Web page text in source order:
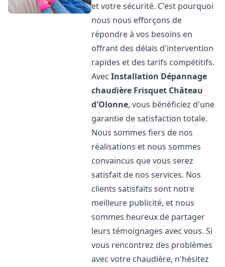
et votre sécurité. C'est pourquoi
nous nous efforçons de
répondre à vos besoins en
offrant des délais d'intervention
rapides et des tarifs compétitifs.
AvecInstallation Dépannage
chaudière Frisquet Château
d'Olonne, vous bénéficiez d'une
garantie de satisfaction totale.
Nous sommes fiers de nos
réalisations et nous sommes
convaincus que vous serez
satisfait de nos services. Nos
clients satisfaits sont notre
meilleure publicité, et nous
sommes heureux de partager
leurs témoignages avec vous. Si
vous rencontrez des problèmes
avec votre chaudière, n'hésitez